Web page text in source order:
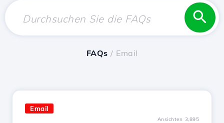
FAQs / Email
Email
Ansichten 3,895